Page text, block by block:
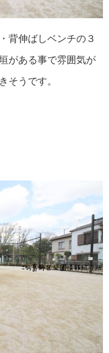
背伸ばしベンチの３
がある事で雰囲気が
そうです。